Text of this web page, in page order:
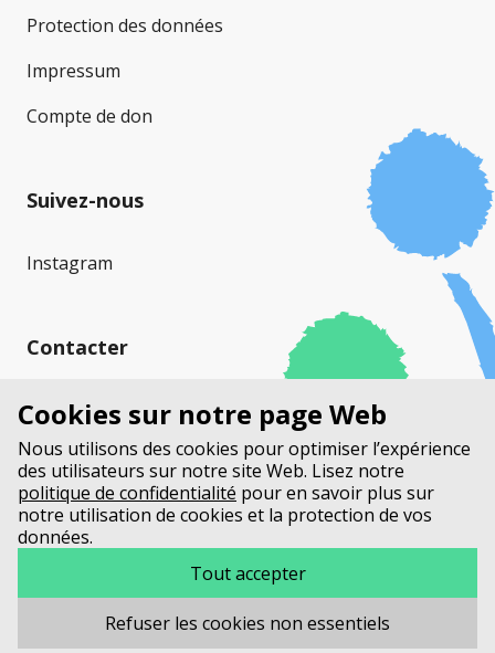
Protection des données
Impressum
Compte de don
Suivez-nous
Instagram
Contacter
Mucoviscidose Suisse (MVS)
Stauffacherstrasse 17a
Case Postale
3014 Berne
+41 31 552 33 00
info@mucoviscidosesuisse.ch
Cookies sur notre page Web
Nous utilisons des cookies pour optimiser l’expérience
des utilisateurs sur notre site Web. Lisez notre
politique de confidentialité pour en savoir plus sur
notre utilisation de cookies et la protection de vos
données.
Tout accepter
Refuser les cookies non essentiels